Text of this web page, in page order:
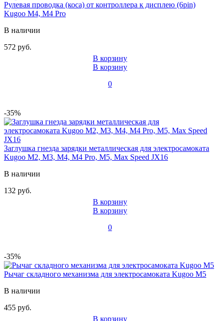
Рулевая проводка (коса) от контроллера к дисплею (6pin)
Kugoo M4, M4 Pro
В наличии
572 руб.
В корзину
В корзину
0
-35%
Заглушка гнезда зарядки металлическая для электросамоката
Kugoo M2, M3, M4, M4 Pro, M5, Max Speed JX16
В наличии
132 руб.
В корзину
В корзину
0
-35%
Рычаг складного механизма для электросамоката Kugoo M5
В наличии
455 руб.
В корзину